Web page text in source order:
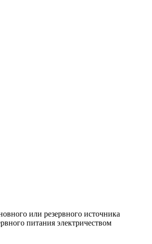
или резервного источника
питания электричеством